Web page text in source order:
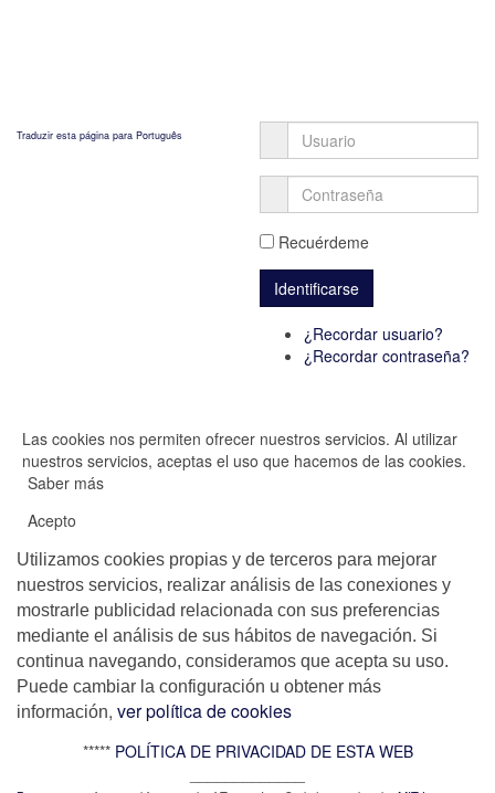
Traduzir esta página para Português
Recuérdeme
¿Recordar usuario?
¿Recordar contraseña?
Las cookies nos permiten ofrecer nuestros servicios. Al utilizar
nuestros servicios, aceptas el uso que hacemos de las cookies.
Saber más
Acepto
Utilizamos cookies propias y de terceros para mejorar
nuestros servicios, realizar análisis de las conexiones y
mostrarle publicidad relacionada con sus preferencias
mediante el análisis de sus hábitos de navegación. Si
continua navegando, consideramos que acepta su uso.
Puede cambiar la configuración u obtener más
información, ver política de cookies
***** POLÍTICA DE PRIVACIDAD DE ESTA WEB